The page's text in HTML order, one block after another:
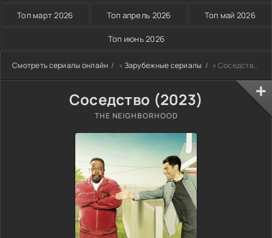
Топ март 2026 Топ апрель 2026 Топ май 2026
Топ июнь 2026
Смотреть сериалы онлайн » Зарубежные сериалы » Соседство (2023)
Соседство (2023)
THE NEIGHBORHOOD